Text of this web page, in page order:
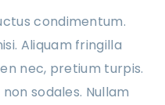
condimentum.
Aliquam fringilla
nec, pretium turpis.
sodales. Nullam